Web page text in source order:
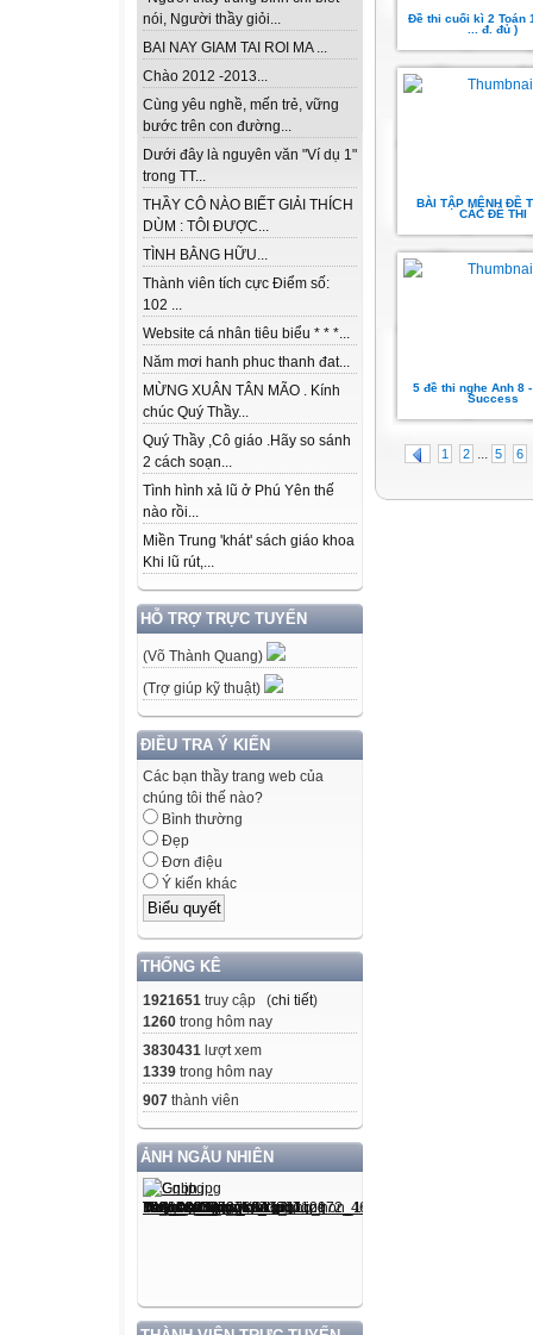
nói, Người thầy giỏi...
BAI NAY GIAM TAI ROI MA ...
Chào 2012 -2013...
Cùng yêu nghề, mến trẻ, vững
bước trên con đường...
Dưới đây là nguyên văn "Ví dụ 1"
trong TT...
THẦY CÔ NÀO BIẾT GIẢI THÍCH
DÙM : TÔI ĐƯỢC...
TÌNH BẰNG HỮU...
Thành viên tích cực Điểm số:
102 ...
Website cá nhân tiêu biểu * * *...
Năm mơi hanh phuc thanh đat...
MỪNG XUÂN TÂN MÃO . Kính
chúc Quý Thầy...
Quý Thầy ,Cô giáo .Hãy so sánh
2 cách soạn...
Tình hình xả lũ ở Phú Yên thế
nào rồi...
Miền Trung 'khát' sách giáo khoa
Khi lũ rút,...
HỖ TRỢ TRỰC TUYẾN
(Võ Thành Quang)
(Trợ giúp kỹ thuật)
ĐIỀU TRA Ý KIẾN
Các bạn thầy trang web của
chúng tôi thế nào?
Bình thường
Đẹp
Đơn điệu
Ý kiến khác
THỐNG KÊ
1921651 truy cập (chi tiết)
1260 trong hôm nay
3830431 lượt xem
1339 trong hôm nay
907 thành viên
ẢNH NGẪU NHIÊN
Đề thi cuối kì 2 Toán
... đ. đủ )
BÀI TẬP MỆNH ĐỀ
CÁC ĐỀ THI
5 đề thi nghe Anh 8
Success
1 2 ... 5 6